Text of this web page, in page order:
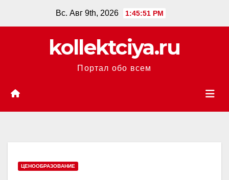
Вс. Авг 9th, 2026 1:45:52 PM
kollektciya.ru
Портал обо всем
ЦЕНООБРАЗОВАНИЕ